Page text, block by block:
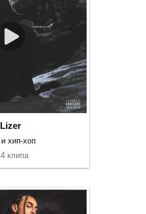
Lizer
хип-хоп
клипа